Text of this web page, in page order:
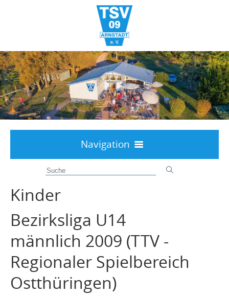
Navigation
Interessenten
Mannschaften
Punktspiele
Sommer 2026
Sommer 2025
Kinder
Bezirksliga U14
männlich 2009 (TTV -
Regionaler Spielbereich
Ostthüringen)